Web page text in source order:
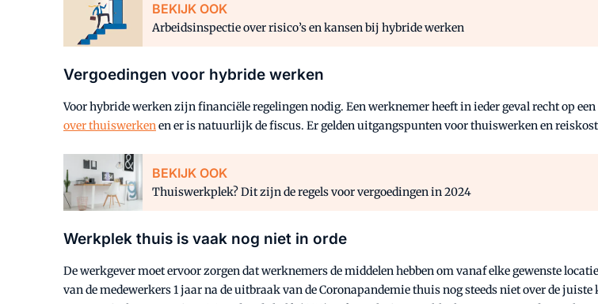
BEKIJK OOK
Arbeidsinspectie over risico’s en kansen bij hybride werken
Vergoedingen voor hybride werken
Voor hybride werken zijn financiële regelingen nodig. Een werknemer heeft in ieder geval recht op
over thuiswerkenen er is natuurlijk de fiscus. Er gelden uitgangspunten voor thuiswerken en
BEKIJK OOK
Thuiswerkplek? Dit zijn de regels voor vergoedingen in 2024
Werkplek thuis is vaak nog niet in orde
De werkgever moet ervoor zorgen dat werknemers de middelen hebben om vanaf elke gewenste
van de medewerkers 1 jaar na de uitbraak van de Coronapandemie thuis nog steeds niet over de